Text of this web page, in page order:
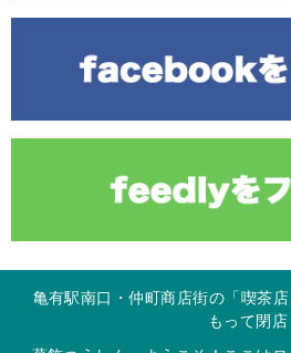
亀有駅南口・仲町商店街の「喫茶
もって閉店